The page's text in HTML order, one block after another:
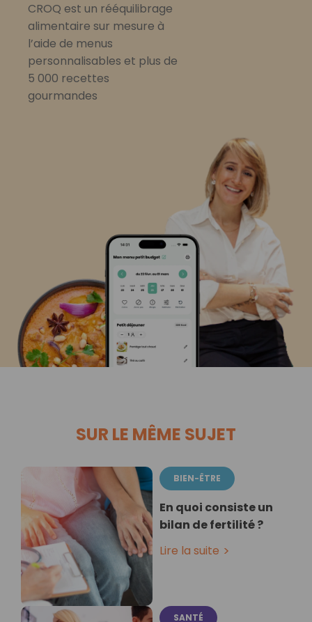
CROQ est un rééquilibrage
alimentaire sur mesure à
l’aide de menus
personnalisables et plus de
5 000 recettes
gourmandes
SUR LE MÊME SUJET
BIEN-ÊTRE
En quoi consiste un
bilan de fertilité ?
Lire la suite
SANTÉ